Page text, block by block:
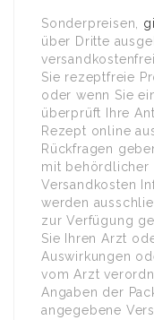
Sonderpreisen,
über Dritte
Sie rezeptfreie
oder wenn Sie
überprüft Ihre
Rezept online
Rückfragen
mit behördlicher
Versandkosten
werden
zur Verfügung
Sie Ihren Arzt
Auswirkungen
vom Arzt
Angaben der
angegebene